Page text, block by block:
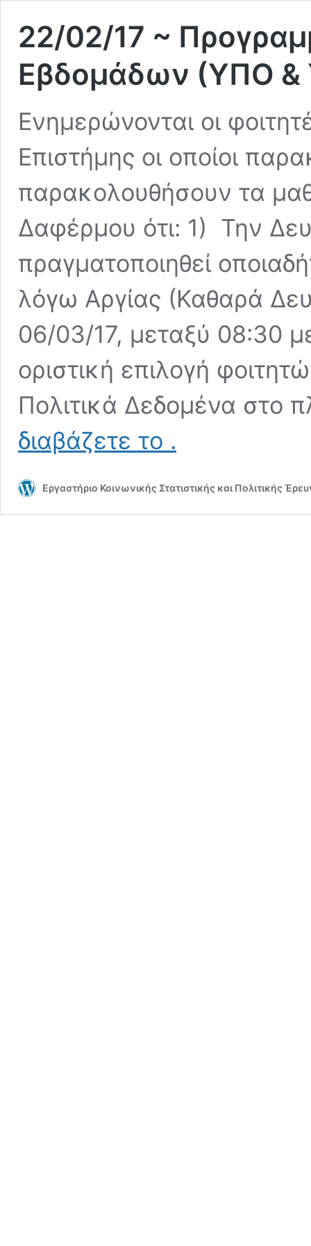
22/02/17 ~
Εβδομάδων (ΥΠΟ &
Ενημερώνονται οι
Επιστήμης οι οποίοι
παρακολουθήσουν τα
Δαφέρμου ότι: 1) Την
πραγματοποιηθεί
λόγω Αργίας (Καθαρά
06/03/17, μεταξύ 08:30
οριστική επιλογή
Πολιτικά Δεδομένα στο
διαβάζετε το
~
Εβδομάδων
&
.
Εργαστήριο Κοινωνικής Στατιστικής και Πολιτικής